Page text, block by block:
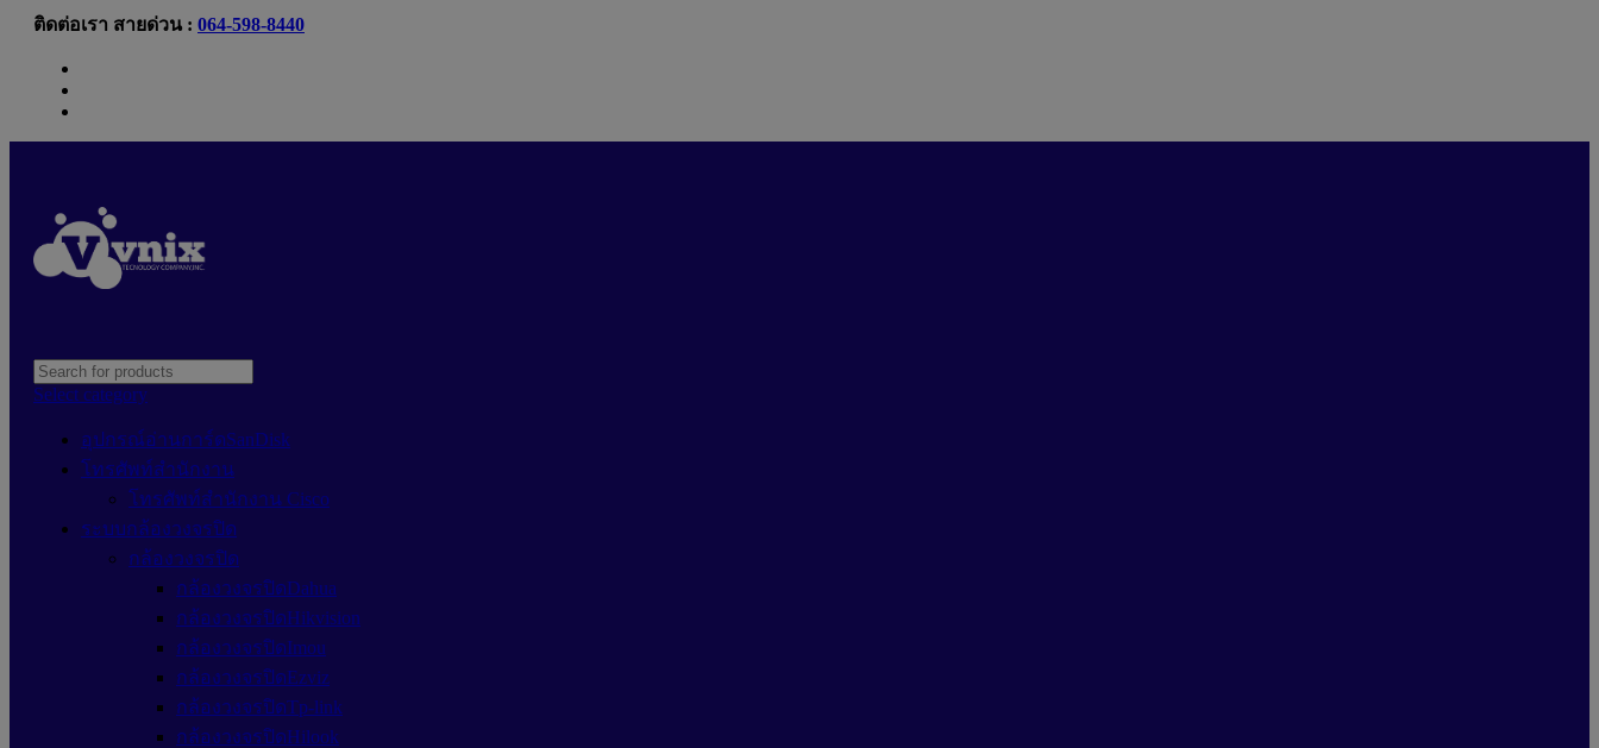
ติดต่อเรา สายด่วน : 064-598-8440
Select category
อุปกรณ์อ่านการ์ดSanDisk
โทรศัพท์สำนักงาน
โทรศัพท์สำนักงาน Cisco
ระบบกล้องวงจรปิด
กล้องวงจรปิด
กล้องวงจรปิดDahua
กล้องวงจรปิดHikvision
กล้องวงจรปิดImou
กล้องวงจรปิดEzviz
กล้องวงจรปิดTp-link
กล้องวงจรปิดHilook